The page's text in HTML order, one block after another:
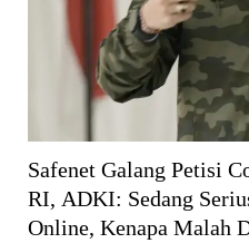
Safenet Galang Petisi
RI, ADKI: Sedang
Online, Kenapa Malah